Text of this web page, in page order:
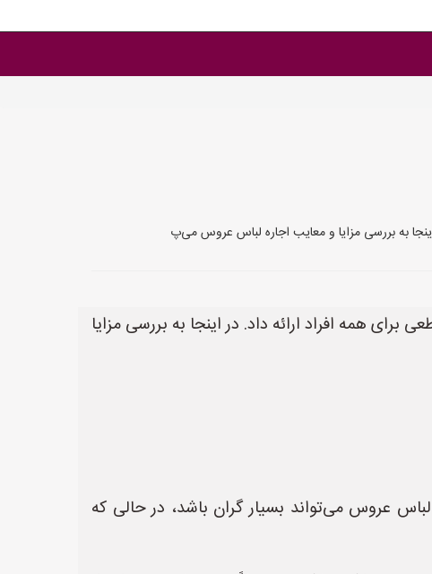
به بررسی مزایا و معایب اجاره لباس عروس می‌پ
همه افراد ارائه داد. در اینجا به بررسی مزایا
عروس می‌تواند بسیار گران باشد، در حالی که